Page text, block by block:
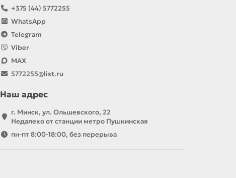
+375 (44) 5772255
WhatsApp
Telegram
Viber
MAX
5772255@list.ru
Наш адрес
г. Минск, ул. Ольшевского, 22
Недалеко от станции метро Пушкинская
пн-пт 8:00-18:00, без перерыва